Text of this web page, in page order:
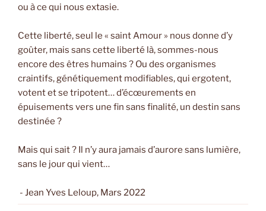
ou à ce qui nous extasie.
Cette liberté, seul le « saint Amour » nous donne d’y
goûter, mais sans cette liberté là, sommes-nous
encore des êtres humains ? Ou des organismes
craintifs, génétiquement modifiables, qui ergotent,
votent et se tripotent… d’écœurements en
épuisements vers une fin sans finalité, un destin sans
destinée ?
Mais qui sait ? Il n’y aura jamais d’aurore sans lumière,
sans le jour qui vient…
- Jean Yves Leloup, Mars 2022